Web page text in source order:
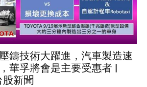
鑄技術大躍進，汽車製造速
華孚將會是主要受惠者 |
新聞